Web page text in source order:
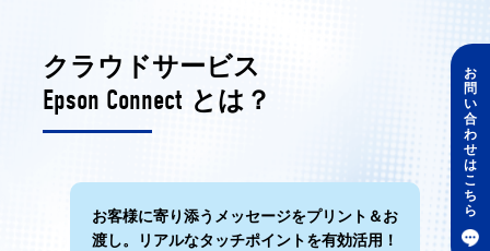
お
問
い
合
わ
せ
は
こ
ち
ら
クラウドサービス
Epson Connect とは？
お客様に寄り添うメッセージをプリント＆お
渡し。
リアルなタッチポイントを有効活用！